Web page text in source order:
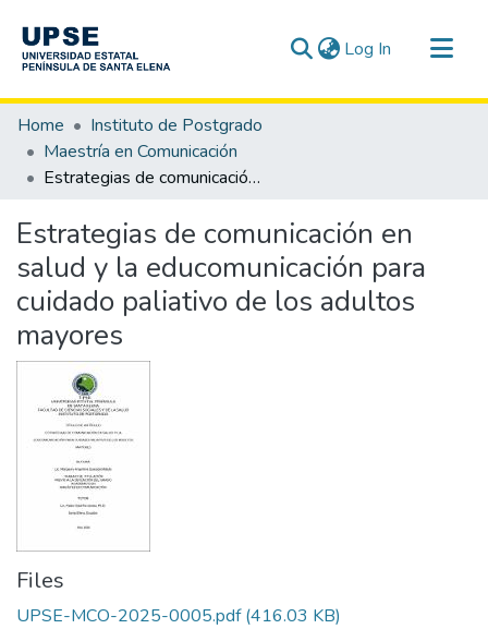
Log In (current)
Communities & Collections
All of DSpace
Statistics
Home
Instituto de Postgrado
Maestría en Comunicación
Estrategias de comunicación en salud y la educomunicación para cuidado paliativo de los adultos mayores
Estrategias de comunicación en
salud y la educomunicación para
cuidado paliativo de los adultos
mayores
Files
UPSE-MCO-2025-0005.pdf(416.03 KB)